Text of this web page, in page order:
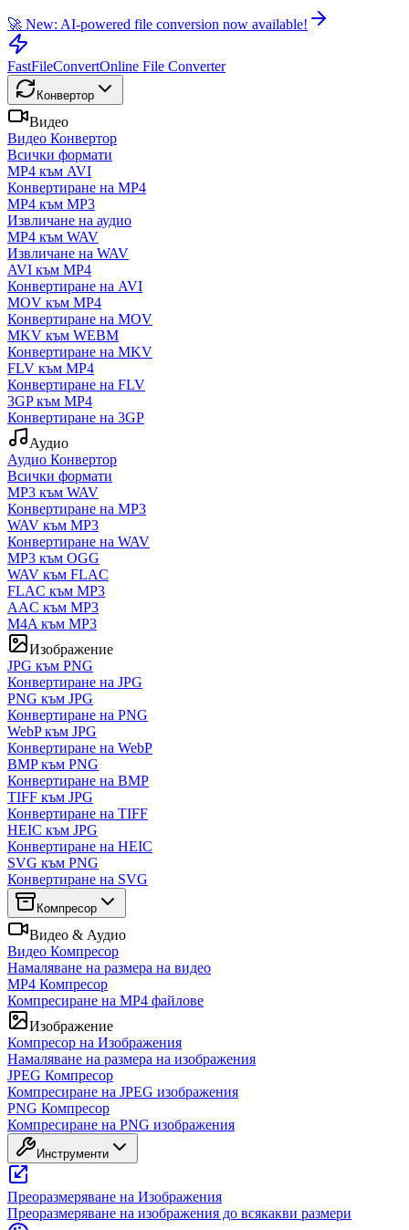
🚀 New: AI-powered file conversion now available!
FastFileConvertOnline File Converter
Конвертор
Видео
Видео Конвертор
Всички формати
MP4 към AVI
Конвертиране на MP4
MP4 към MP3
Извличане на аудио
MP4 към WAV
Извличане на WAV
AVI към MP4
Конвертиране на AVI
MOV към MP4
Конвертиране на MOV
MKV към WEBM
Конвертиране на MKV
FLV към MP4
Конвертиране на FLV
3GP към MP4
Конвертиране на 3GP
Аудио
Аудио Конвертор
Всички формати
MP3 към WAV
Конвертиране на MP3
WAV към MP3
Конвертиране на WAV
MP3 към OGG
WAV към FLAC
FLAC към MP3
AAC към MP3
M4A към MP3
Изображение
JPG към PNG
Конвертиране на JPG
PNG към JPG
Конвертиране на PNG
WebP към JPG
Конвертиране на WebP
BMP към PNG
Конвертиране на BMP
TIFF към JPG
Конвертиране на TIFF
HEIC към JPG
Конвертиране на HEIC
SVG към PNG
Конвертиране на SVG
Компресор
Видео & Аудио
Видео Компресор
Намаляване на размера на видео
MP4 Компресор
Компресиране на MP4 файлове
Изображение
Компресор на Изображения
Намаляване на размера на изображения
JPEG Компресор
Компресиране на JPEG изображения
PNG Компресор
Компресиране на PNG изображения
Инструменти
Преоразмеряване на Изображения
Преоразмеряване на изображения до всякакви размери